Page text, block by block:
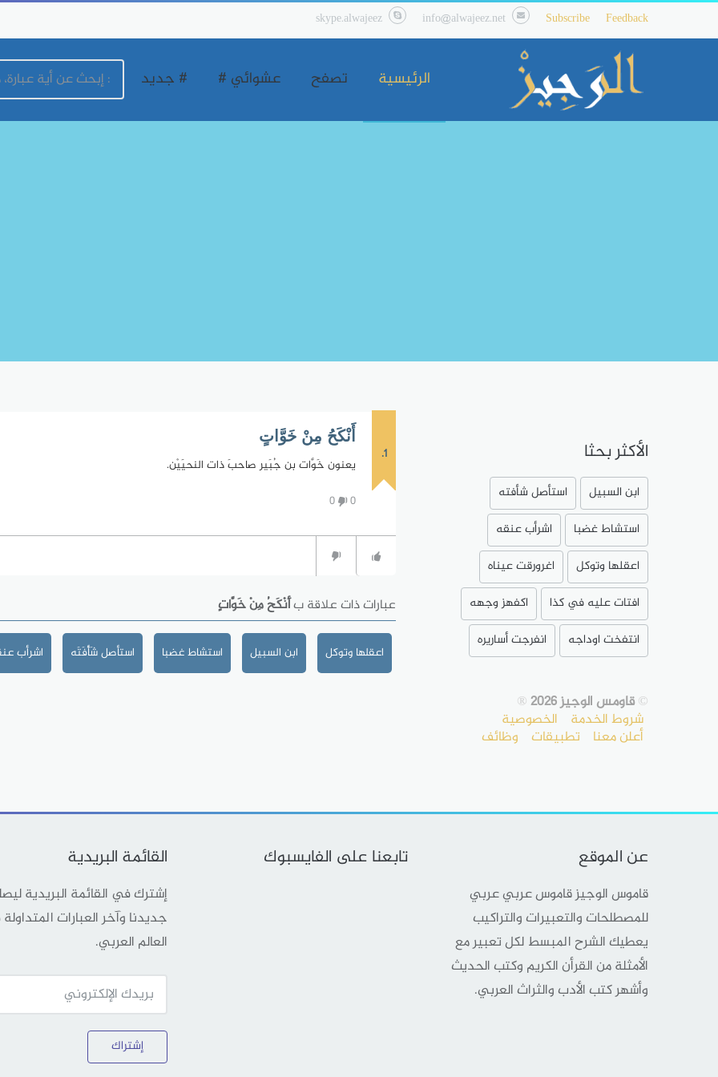
Feedback
Subscribe
info@alwajeez.net
skype.alwajeez
الرئيسية تصفح عشوائي # # جديد
1.
أَنْكَحُ مِنْ خَوَّاتٍ
يعنون خَوَّات بن جُبَير صاحبَ ذات النحيَيْن.
0
0
عبارات ذات علاقة بأَنْكَحُ مِنْ خَوَّاتٍ
اعقلها وتوكل ابن السبيل استشاط غضبا استأصل شَأْفَتَه اشرأب
الأكثر بحثا
ابن السبيل
استأصل شأفته
استشاط غضبا
اشرأب عنقه
اعقلها وتوكل
اغرورقت عيناه
افتات عليه في كذا
اكفهز وجهه
انتفخت اوداجه
انفرجت أساريره
©قاومس الوجيز 2026 ®
شروط الخدمة الخصوصية
أعلن معنا تطبيقات وظائف
عن الموقع
قاموس الوجيز قاموس عربي عربي
للمصطلحات والتعبيرات والتراكيب
يعطيك الشرح المبسط لكل تعبير مع
الأمثلة من القرأن الكريم وكتب الحديث
وأشهر كتب الأدب والثراث العربي.
تابعنا على الفايسبوك القائمة البريدية
إشترك في القائمة البريدية
جديدنا وآخر العبارات
العالم العربي.
إشتراك